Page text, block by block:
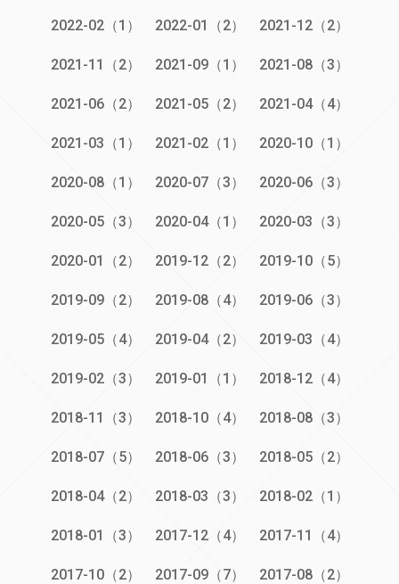
2022-02（1） 2022-01（2） 2021-12（2）
2021-11（2） 2021-09（1） 2021-08（3）
2021-06（2） 2021-05（2） 2021-04（4）
2021-03（1） 2021-02（1） 2020-10（1）
2020-08（1） 2020-07（3） 2020-06（3）
2020-05（3） 2020-04（1） 2020-03（3）
2020-01（2） 2019-12（2） 2019-10（5）
2019-09（2） 2019-08（4） 2019-06（3）
2019-05（4） 2019-04（2） 2019-03（4）
2019-02（3） 2019-01（1） 2018-12（4）
2018-11（3） 2018-10（4） 2018-08（3）
2018-07（5） 2018-06（3） 2018-05（2）
2018-04（2） 2018-03（3） 2018-02（1）
2018-01（3） 2017-12（4） 2017-11（4）
2017-10（2） 2017-09（7） 2017-08（2）